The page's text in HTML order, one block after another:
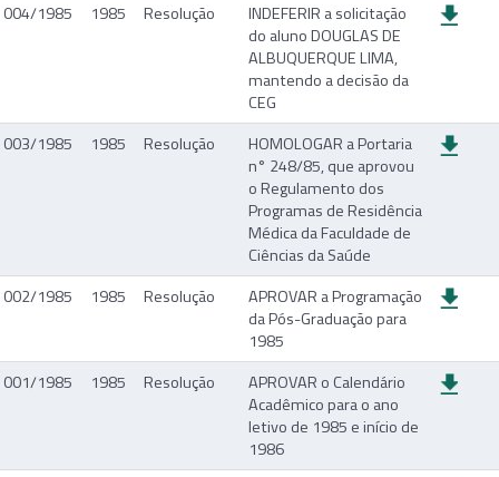
004/1985
1985 Resolução
INDEFERIR a solicitação
do aluno DOUGLAS DE
ALBUQUERQUE LIMA,
mantendo a decisão da
CEG
003/1985
1985 Resolução
HOMOLOGAR a Portaria
n° 248/85, que aprovou
o Regulamento dos
Programas de Residência
Médica da Faculdade de
Ciências da Saúde
002/1985
1985 Resolução
APROVAR a Programação
da Pós-Graduação para
1985
001/1985
1985 Resolução
APROVAR o Calendário
Acadêmico para o ano
letivo de 1985 e início de
1986